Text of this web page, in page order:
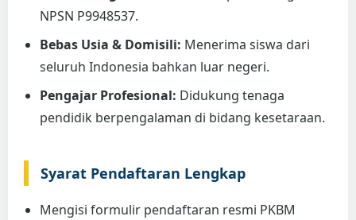
NPSN P9948537.
Bebas Usia & Domisili: Menerima siswa dari
seluruh Indonesia bahkan luar negeri.
Pengajar Profesional: Didukung tenaga
pendidik berpengalaman di bidang kesetaraan.
Syarat Pendaftaran Lengkap
Mengisi formulir pendaftaran resmi PKBM